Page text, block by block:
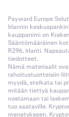
Payward Europe
Irlannin
kauppanimi on
Sääntömääräinen
R296, Irlanti.
tiedotteet.
Nämä materiaalit
rahoitustuotteisiin
myydä, steikata tai
mitään tiettyä
nostamaan tai
tuo saataville.
menetykseen.